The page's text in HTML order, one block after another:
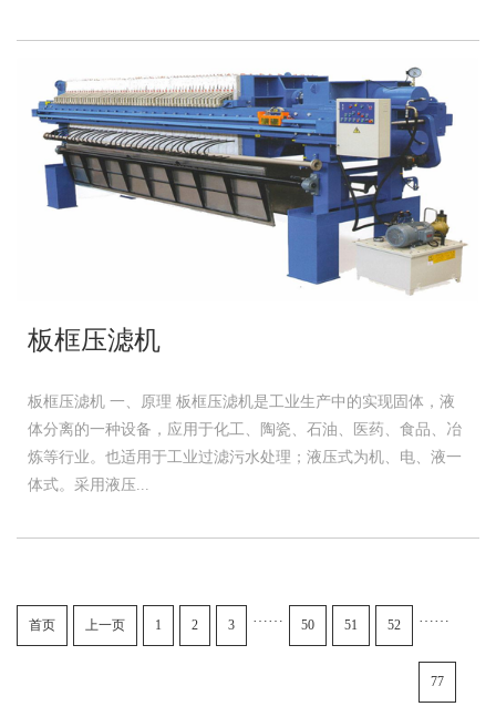
板框压滤机
板框压滤机 一、原理 板框压滤机是工业生产中的实现固体，液
体分离的一种设备，应用于化工、陶瓷、石油、医药、食品、冶
炼等行业。也适用于工业过滤污水处理；液压式为机、电、液一
体式。采用液压...
首页 上一页 1 2 3 …… 50 51 52 ……
77